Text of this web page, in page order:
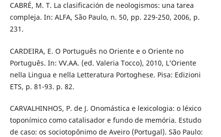
CABRÉ, M. T. La clasificación de neologismos: una tarea
compleja. In: ALFA, São Paulo, n. 50, pp. 229-250, 2006, p.
231.
CARDEIRA, E. O Português no Oriente e o Oriente no
Português. In: VV.AA. (ed. Valeria Tocco), 2010, L’Oriente
nella Lingua e nella Letteratura Portoghese. Pisa: Edizioni
ETS, p. 81-93. p. 82.
CARVALHINHOS, P. de J. Onomástica e lexicologia: o léxico
toponímico como catalisador e fundo de memória. Estudo
de caso: os sociotopônimo de Aveiro (Portugal). São Paulo: